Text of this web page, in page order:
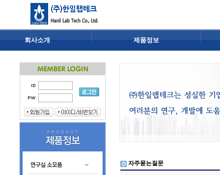
회사소개 제품정보
자주묻는질문